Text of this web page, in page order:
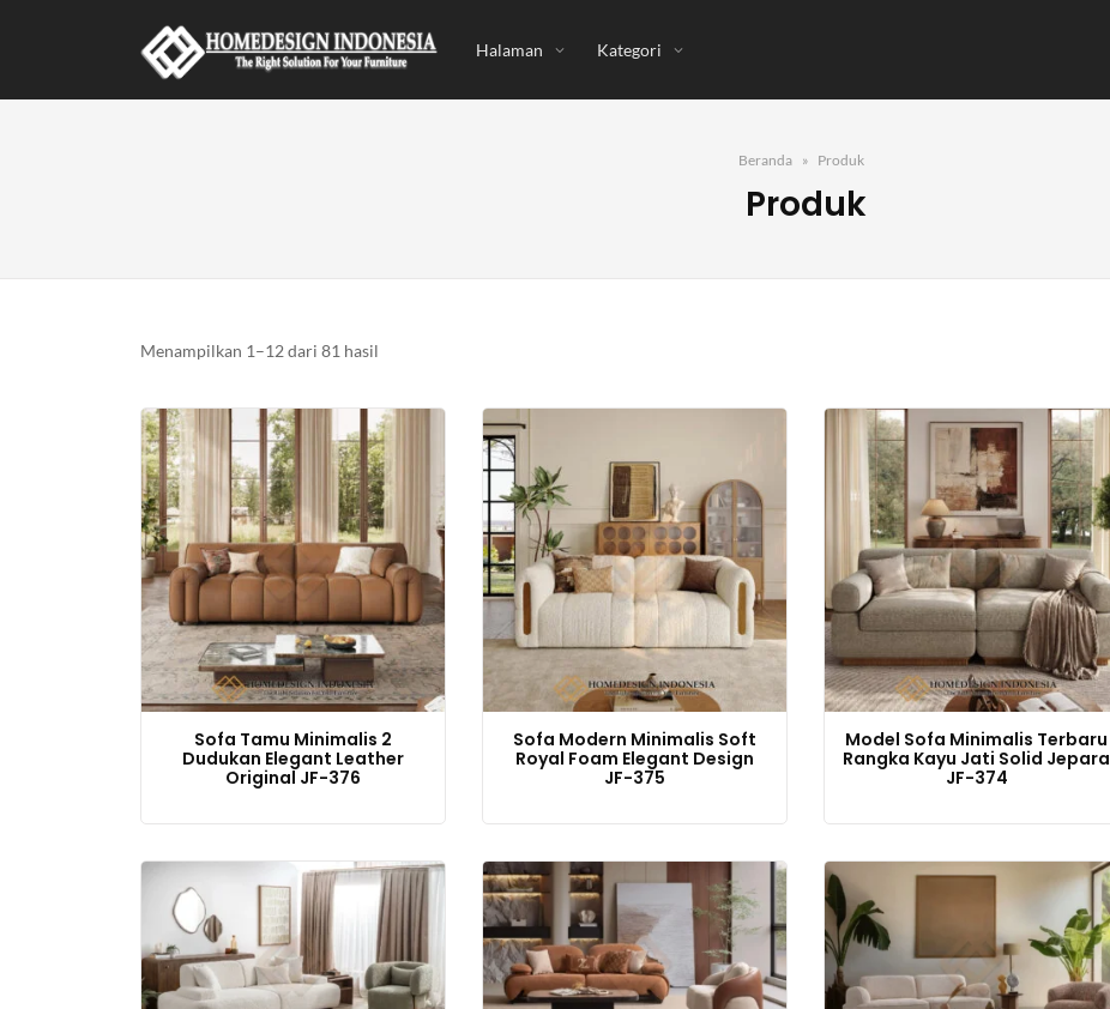
Halaman Kategori
Beranda Produk
Produk
Menampilkan 1–12 dari 81 hasil
yang
terbaru
Sofa Tamu Minimalis 2
Dudukan Elegant Leather
Original JF-376
Sofa Modern Minimalis Soft
Royal Foam Elegant Design
JF-375
Model Sofa Minimalis Terbaru
Rangka Kayu Jati Solid Jepara
JF-374